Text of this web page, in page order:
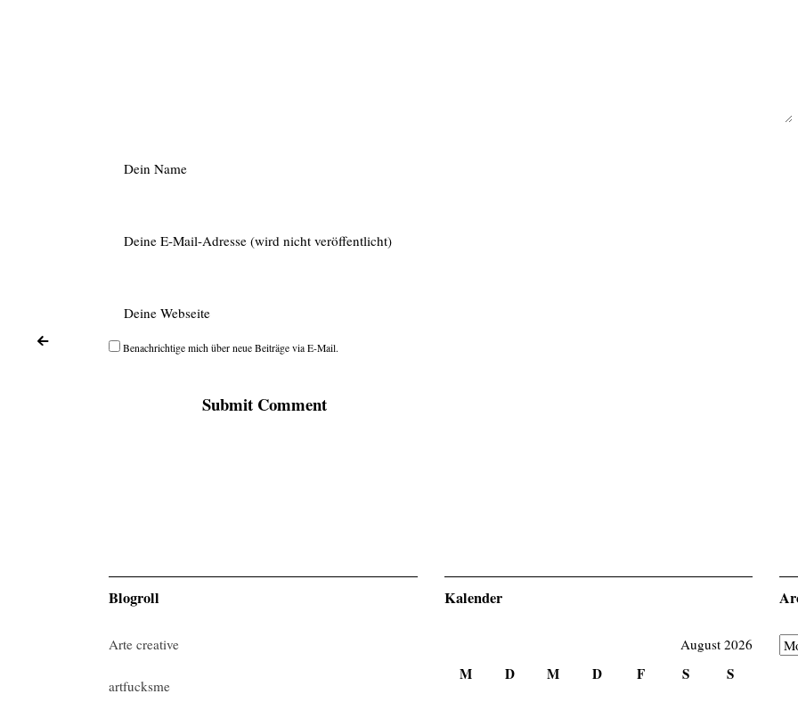
<
Benachrichtige mich über neue Beiträge via E-Mail.
Blogroll
Arte creative
artfucksme
Kalender
August 2026
M D M D F S S